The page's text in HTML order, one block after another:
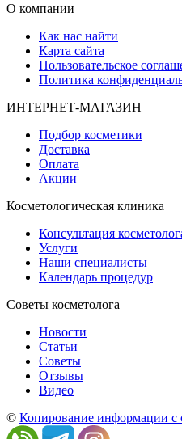
О компании
Как нас найти
Карта сайта
Пользовательское
Политика
ИНТЕРНЕТ-МАГАЗИН
Подбор косметики
Доставка
Оплата
Акции
Косметологическая клиника
Консультация
Услуги
Наши специалисты
Календарь процедур
Cоветы косметолога
Новости
Статьи
Советы
Отзывы
Видео
© Копирование информации с